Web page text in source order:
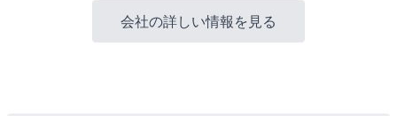
会社の詳しい情報を見る